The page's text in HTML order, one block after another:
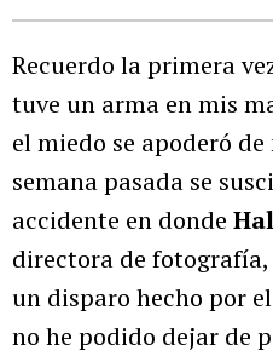
Recuerdo la primera
tuve un arma en mis
el miedo se apoderó
semana pasada se
accidente en donde
directora de
un disparo hecho por
no he podido dejar de